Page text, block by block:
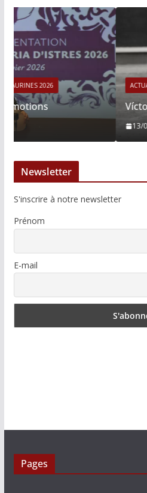
ACTUALITÉS TAURINES
Víctor Hernández : le
Newsletter
S'inscrire à notre newsletter
Prénom
E-mail
Pages